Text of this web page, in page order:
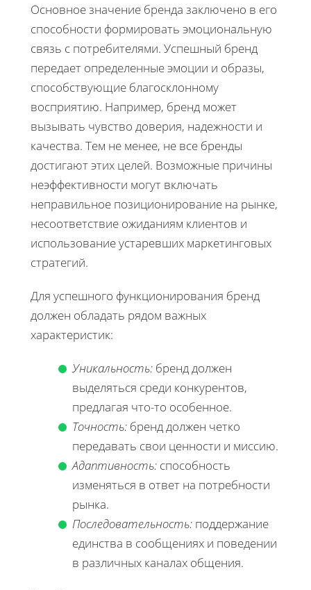
Основное значение бренда заключено в его
способности формировать эмоциональную
связь с потребителями. Успешный бренд
передает определенные эмоции и образы,
способствующие благосклонному
восприятию. Например, бренд может
вызывать чувство доверия, надежности и
качества. Тем не менее, не все бренды
достигают этих целей. Возможные причины
неэффективности могут включать
неправильное позиционирование на рынке,
несоответствие ожиданиям клиентов и
использование устаревших маркетинговых
стратегий.
Для успешного функционирования бренд
должен обладать рядом важных
характеристик:
Уникальность: бренд должен
выделяться среди конкурентов,
предлагая что-то особенное.
Точность: бренд должен четко
передавать свои ценности и миссию.
Адаптивность: способность
изменяться в ответ на потребности
рынка.
Последовательность: поддержание
единства в сообщениях и поведении
в различных каналах общения.